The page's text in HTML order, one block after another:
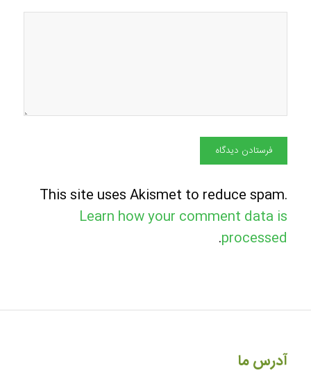
This site uses Akismet to reduce spam.
Learn how your comment data is
processed
.
آدرس ما